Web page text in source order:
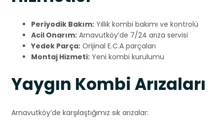
Periyodik Bakım: Yıllık kombi bakımı ve kontrolü
Acil Onarım: Arnavutköy’de 7/24 arıza servisi
Yedek Parça: Orijinal E.C.A parçaları
Montaj Hizmeti: Yeni kombi kurulumu
Yaygın Kombi Arızaları
Arnavutköy’de karşılaştığımız sık arızalar: